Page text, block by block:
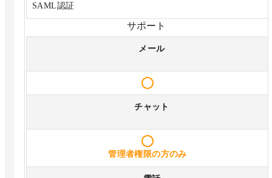
SAML認証
サポート
メール
チャット
管理者権限の方のみ